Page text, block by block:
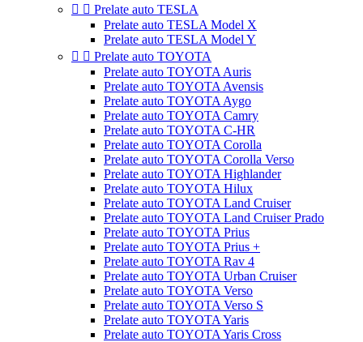
  Prelate auto TESLA
Prelate auto TESLA Model X
Prelate auto TESLA Model Y
  Prelate auto TOYOTA
Prelate auto TOYOTA Auris
Prelate auto TOYOTA Avensis
Prelate auto TOYOTA Aygo
Prelate auto TOYOTA Camry
Prelate auto TOYOTA C-HR
Prelate auto TOYOTA Corolla
Prelate auto TOYOTA Corolla Verso
Prelate auto TOYOTA Highlander
Prelate auto TOYOTA Hilux
Prelate auto TOYOTA Land Cruiser
Prelate auto TOYOTA Land Cruiser Prado
Prelate auto TOYOTA Prius
Prelate auto TOYOTA Prius +
Prelate auto TOYOTA Rav 4
Prelate auto TOYOTA Urban Cruiser
Prelate auto TOYOTA Verso
Prelate auto TOYOTA Verso S
Prelate auto TOYOTA Yaris
Prelate auto TOYOTA Yaris Cross